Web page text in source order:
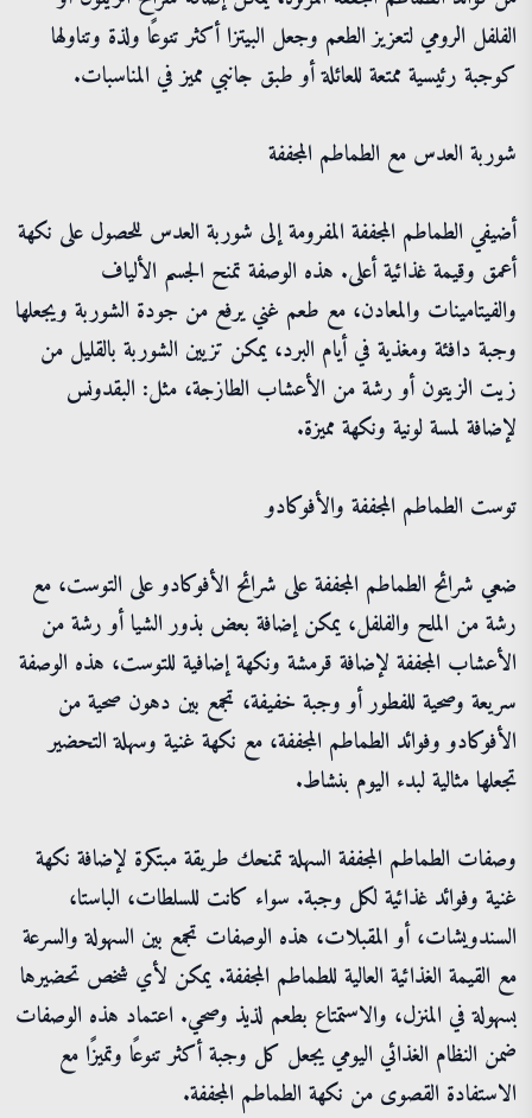
الفلفل الرومي لتعزيز الطعم وجعل البيتزا أكثر تنوعًا ولذة وتناولها
كوجبة رئيسية ممتعة للعائلة أو طبق جانبي مميز في المناسبات.
شوربة العدس مع الطماطم المجففة
أضيفي الطماطم المجففة المفرومة إلى شوربة العدس للحصول على نكهة
أعمق وقيمة غذائية أعلى. هذه الوصفة تمنح الجسم الألياف
والفيتامينات والمعادن، مع طعم غني يرفع من جودة الشوربة ويجعلها
وجبة دافئة ومغذية في أيام البرد، يمكن تزيين الشوربة بالقليل من
زيت الزيتون أو رشة من الأعشاب الطازجة، مثل: البقدونس
لإضافة لمسة لونية ونكهة مميزة.
توست الطماطم المجففة والأفوكادو
ضعي شرائح الطماطم المجففة على شرائح الأفوكادو على التوست، مع
رشة من الملح والفلفل، يمكن إضافة بعض بذور الشيا أو رشة من
الأعشاب المجففة لإضافة قرمشة ونكهة إضافية للتوست، هذه الوصفة
سريعة وصحية للفطور أو وجبة خفيفة، تجمع بين دهون صحية من
الأفوكادو وفوائد الطماطم المجففة، مع نكهة غنية وسهلة التحضير
تجعلها مثالية لبدء اليوم بنشاط.
وصفات الطماطم المجففة السهلة تمنحك طريقة مبتكرة لإضافة نكهة
غنية وفوائد غذائية لكل وجبة. سواء كانت للسلطات، الباستا،
السندويشات، أو المقبلات، هذه الوصفات تجمع بين السهولة والسرعة
مع القيمة الغذائية العالية للطماطم المجففة. يمكن لأي شخص تحضيرها
بسهولة في المنزل، والاستمتاع بطعم لذيذ وصحي. اعتماد هذه الوصفات
ضمن النظام الغذائي اليومي يجعل كل وجبة أكثر تنوعًا وتميزًا مع
الاستفادة القصوى من نكهة الطماطم المجففة.